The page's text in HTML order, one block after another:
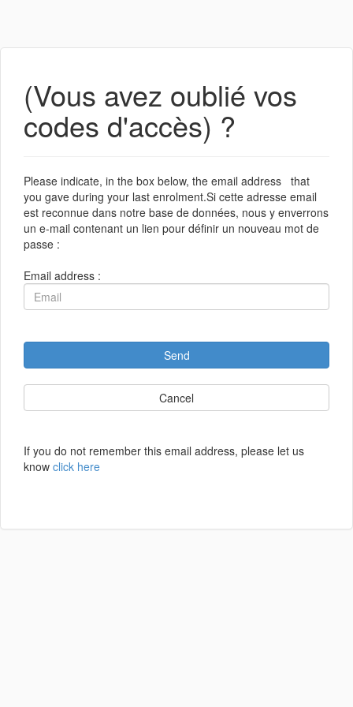
(Vous avez oublié vos
codes d'accès) ?
Please indicate, in the box below, the email address that
you gave during your last enrolment.Si cette adresse email
est reconnue dans notre base de données, nous y enverrons
un e-mail contenant un lien pour définir un nouveau mot de
passe :
Email address :
Send
Cancel
If you do not remember this email address, please let us
know click here